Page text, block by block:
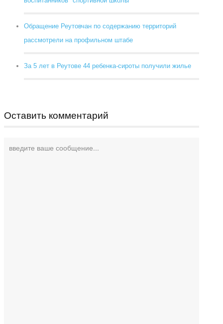
Обращение Реутовчан по содержанию территорий
рассмотрели на профильном штабе
За 5 лет в Реутове 44 ребенка-сироты получили жилье
Оставить комментарий